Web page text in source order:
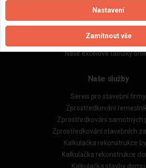
Zásady pro používání souborů
Naše excelové tabulky
Naše služby
Servis pro stavební firmy
Zprostředkování
Zprostředkování samotných
Zprostředkování stavebních
Kalkulačka rekonstrukce
Kalkulačka rekonstrukce
Kalkulačka stavby domu
Nastavení
Zamítnout vše